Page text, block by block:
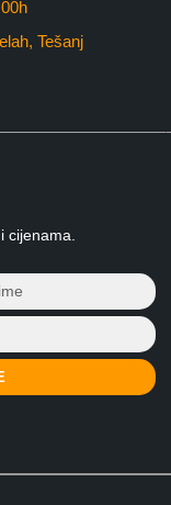
Tešanj
cijenama.